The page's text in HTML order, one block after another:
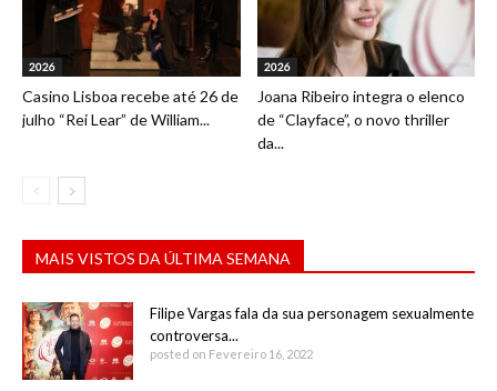
2026
Casino Lisboa recebe até 26 de
julho “Rei Lear” de William...
2026
Joana Ribeiro integra o elenco
de “Clayface”, o novo thriller
da...
MAIS VISTOS DA ÚLTIMA SEMANA
Filipe Vargas fala da sua personagem sexualmente
controversa...
posted on Fevereiro 16, 2022